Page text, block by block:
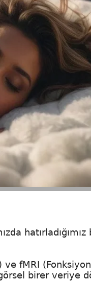
hatırladığımız
ve fMRI
birer veriye